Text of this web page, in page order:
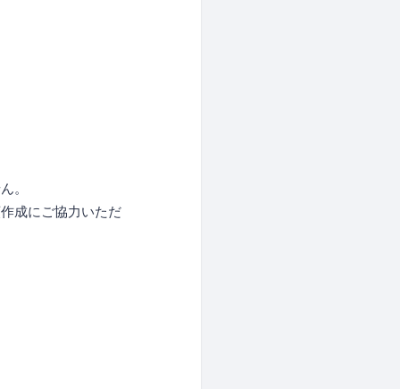
。
成にご協力いただ